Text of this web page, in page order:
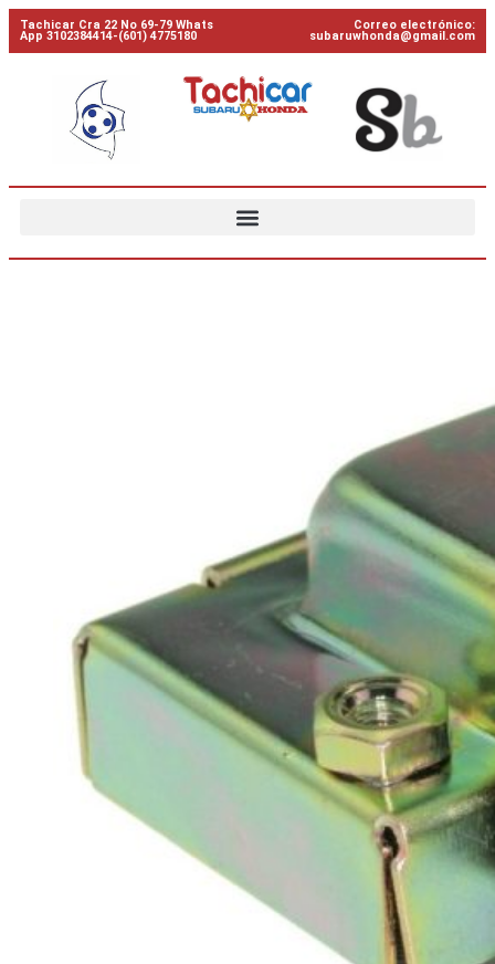
Tachicar Cra 22 No 69-79 Whats
App 3102384414-(601) 4775180
Correo electrónico:
subaruwhonda@gmail.com